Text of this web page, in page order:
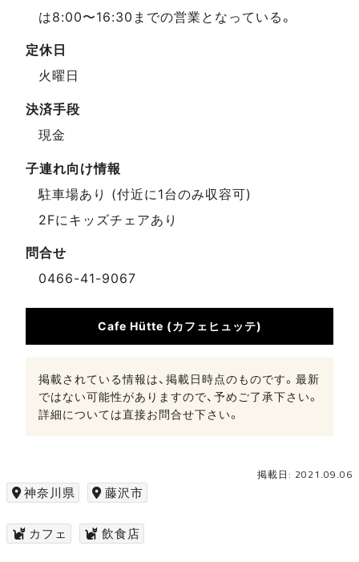
は8:00〜16:30までの営業となっている。
定休日
火曜日
決済手段
現金
子連れ向け情報
駐車場あり (付近に1台のみ収容可)
2Fにキッズチェアあり
問合せ
0466-41-9067
Cafe Hütte (カフェヒュッテ)
掲載されている情報は、掲載日時点のものです。最新
ではない可能性がありますので、予めご了承下さい。
詳細については直接お問合せ下さい。
掲載日: 2021.09.06
神奈川県
藤沢市
カフェ 飲食店